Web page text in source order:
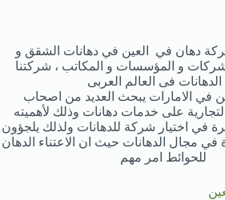
دهان في العين في دهانات الشقق و
و المؤسسات و المكاتب ، شركتنا
فى العالم العربى
في الامارات يبحث العديد من اصحاب
على خدمات دهانات وذلك لأهميته
في اختيار شركة للدهانات ولذلك يلجؤون
مجال الدهانات حيث ان الاعتناء الدهان
للحوائط امر مهم